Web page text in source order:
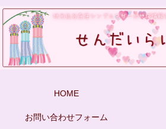
HOME
お問い合わせフォーム